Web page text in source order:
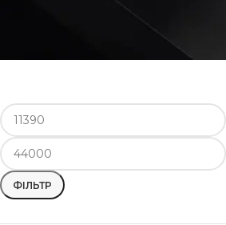
ФІЛЬТРУВАТИ ЗА ЦІНОЮ
ФІЛЬТР